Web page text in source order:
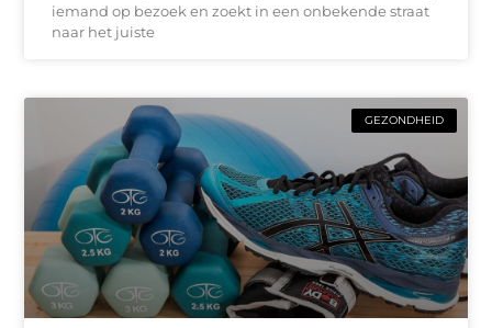
iemand op bezoek en zoekt in een onbekende straat
naar het juiste
GEZONDHEID